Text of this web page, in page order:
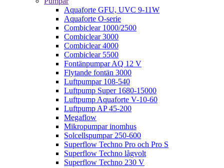
Aquaforte GFU, UVC 9-11W
Aquaforte O-serie
Combiclear 1000/2500
Combiclear 3000
Combiclear 4000
Combiclear 5500
Fontänpumpar AQ 12 V
Flytande fontän 3000
Luftpumpar 108-540
Luftpump Super 1680-15000
Luftpump Aquaforte V-10-60
Luftpump AP 45-200
Megaflow
Mikropumpar inomhus
Solcellspumpar 250-600
Superflow Techno Pro och Pro S
Superflow Techno lågvolt
Superflow Techno 230 V